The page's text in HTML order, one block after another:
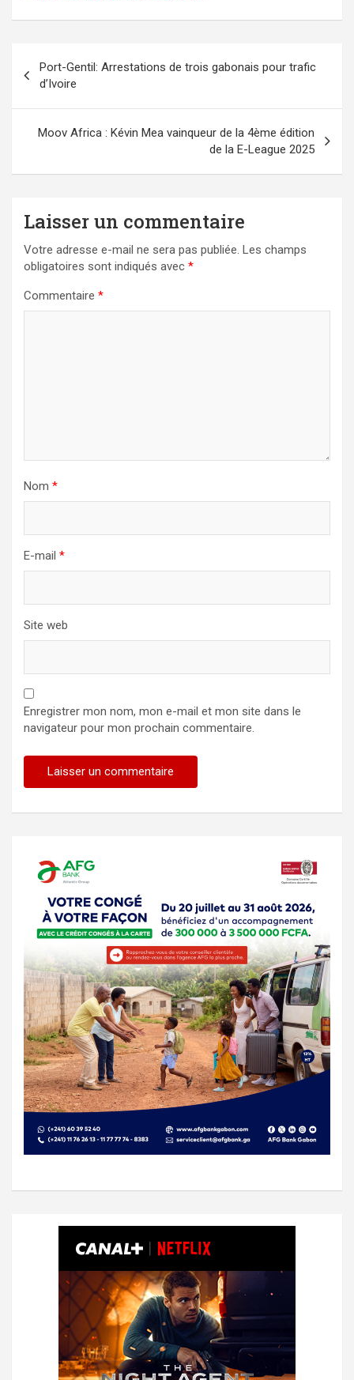
de
l’article
Port-Gentil: Arrestations de trois gabonais pour trafic
d’Ivoire
Moov Africa : Kévin Mea vainqueur de la 4ème édition
de la E-League 2025
Laisser un commentaire
Votre adresse e-mail ne sera pas publiée. Les champs
obligatoires sont indiqués avec *
Commentaire *
Nom *
E-mail *
Site web
Enregistrer mon nom, mon e-mail et mon site dans le
navigateur pour mon prochain commentaire.